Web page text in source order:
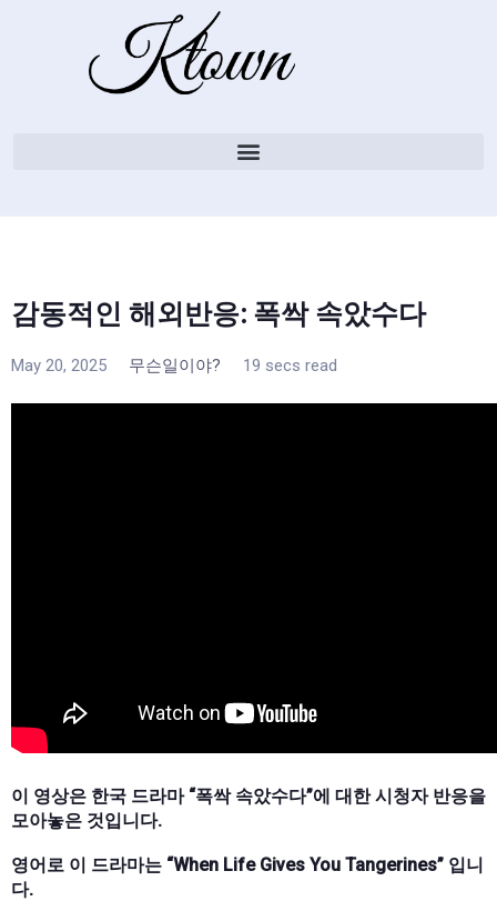
감동적인 해외반응: 폭싹 속았수다
May 20, 2025 무슨일이야? 19 secs read
이 영상은 한국 드라마 “폭싹 속았수다”에 대한 시청자 반응을
모아놓은 것입니다.
영어로 이 드라마는 “When Life Gives You Tangerines” 입니
다.